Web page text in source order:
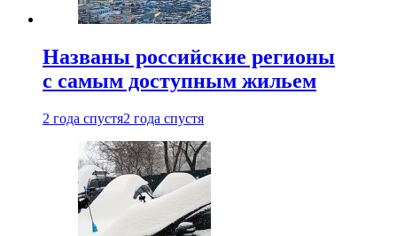
Названы российские регионы
с самым доступным жильем
2 года спустя2 года спустя